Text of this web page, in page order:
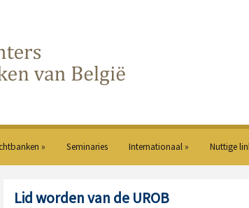
» Seminaries Internationaal » Nuttige
Lid worden van de UROB